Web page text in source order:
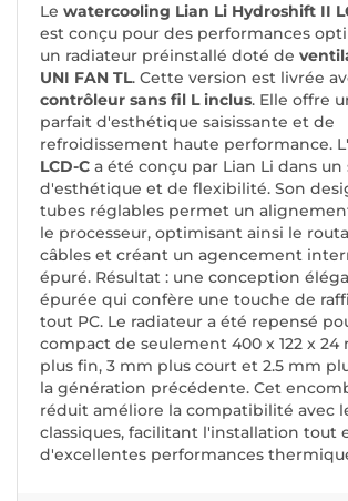
Le watercooling Lian Li Hydroshift II
est conçu pour des performances
un radiateur préinstallé doté de
UNI FAN TL. Cette version est livrée
contrôleur sans fil L inclus. Elle offre
parfait d'esthétique saisissante et de
refroidissement haute performance. L'
LCD-C a été conçu par Lian Li dans un
d'esthétique et de flexibilité. Son
tubes réglables permet un
le processeur, optimisant ainsi le
câbles et créant un agencement
épuré. Résultat : une conception
épurée qui confère une touche de
tout PC. Le radiateur a été repensé
compact de seulement 400 x 122 x 24
plus fin, 3 mm plus court et 2.5 mm
la génération précédente. Cet
réduit améliore la compatibilité avec
classiques, facilitant l'installation tout
d'excellentes performances